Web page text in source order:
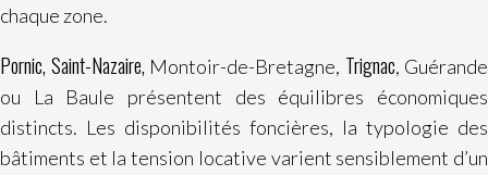
chaque zone.
Pornic, Saint-Nazaire, Montoir-de-Bretagne, Trignac, Guérande
ou La Baule présentent des équilibres économiques
distincts. Les disponibilités foncières, la typologie des
bâtiments et la tension locative varient sensiblement d’un